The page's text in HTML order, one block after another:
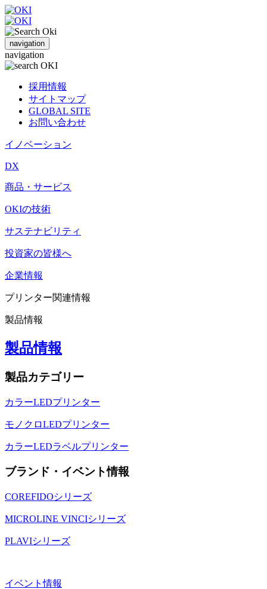
navigation
navigation
採用情報
サイトマップ
GLOBAL SITE
お問い合わせ
イノベーション
DX
商品・サービス
OKIの技術
サステナビリティ
投資家の皆様へ
企業情報
プリンター関連情報
製品情報
製品情報
製品カテゴリー
カラーLEDプリンター
モノクロLEDプリンター
カラーLEDラベルプリンター
ブランド・イベント情報
COREFIDOシリーズ
MICROLINE VINCIシリーズ
PLAVIシリーズ
イベント情報